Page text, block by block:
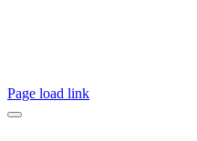
Page load link